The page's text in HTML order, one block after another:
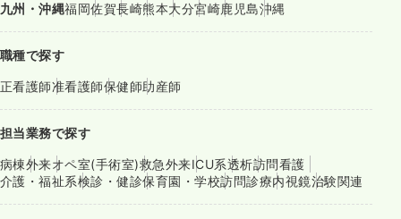
九州・沖縄福岡佐賀長崎熊本大分宮崎鹿児島沖縄
職種で探す
正看護師准看護師保健師助産師
担当業務で探す
病棟外来オペ室(手術室)救急外来ICU系透析訪問看護
介護・福祉系検診・健診保育園・学校訪問診療内視鏡治験関連